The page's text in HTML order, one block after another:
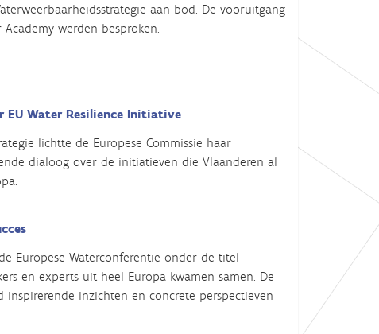
aan bod. De vooruitgang
werden besproken.
EU Water Resilience Initiative
lichtte de Europese Commissie haar
dialoog over de initiatieven die Vlaanderen al
Europese Waterconferentie onder de titel
en experts uit heel Europa kwamen samen. De
inzichten en concrete perspectieven